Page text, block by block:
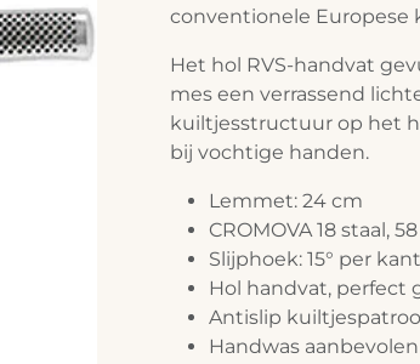
conventionele Europese
Het hol RVS-handvat
mes een verrassend
kuiltjesstructuur op het
bij vochtige handen.
Lemmet: 24 cm
CROMOVA 18 staal,
Slijphoek: 15° per kant
Hol handvat, perfect
Antislip
Handwas aanbevolen